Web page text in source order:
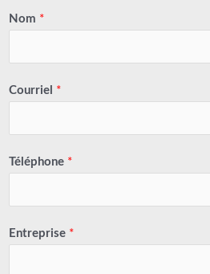
Nom *
Courriel *
Téléphone *
Entreprise *